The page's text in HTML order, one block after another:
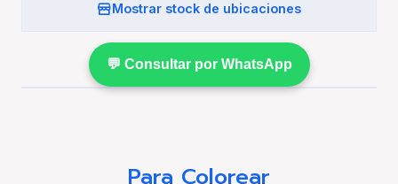
Mostrar stock de ubicaciones
💬 Consultar por WhatsApp
Para Colorear